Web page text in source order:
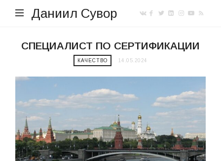
Даниил Сувор
СПЕЦИАЛИСТ ПО СЕРТИФИКАЦИИ
КАЧЕСТВО 14.05.2024